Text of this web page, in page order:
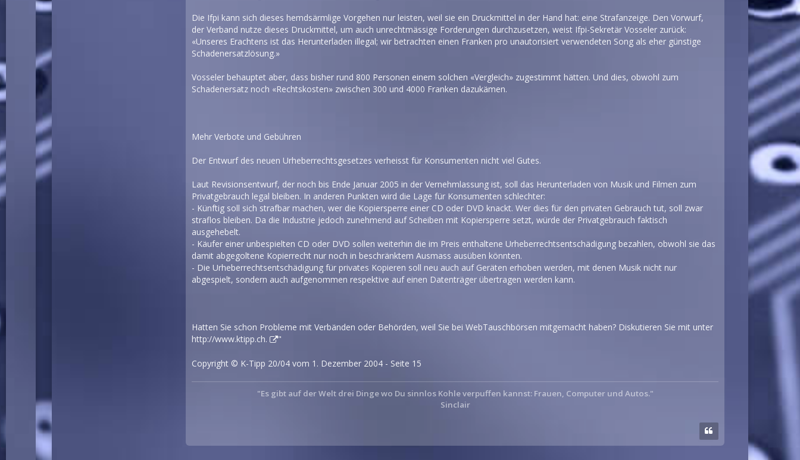
Die Ifpi kann sich dieses hemdsärmlige Vorgehen nur leisten, weil sie ein Druckmittel in der Hand hat: eine Strafanzeige. Den Vorwurf,
der Verband nutze dieses Druckmittel, um auch unrechtmässige Forderungen durchzusetzen, weist Ifpi-Sekretär Vosseler zurück:
«Unseres Erachtens ist das Herunterladen illegal; wir betrachten einen Franken pro unautorisiert verwendeten Song als eher günstige
Schadenersatzlösung.»
Vosseler behauptet aber, dass bisher rund 800 Personen einem solchen «Vergleich» zugestimmt hätten. Und dies, obwohl zum
Schadenersatz noch «Rechtskosten» zwischen 300 und 4000 Franken dazukämen.
Mehr Verbote und Gebühren
Der Entwurf des neuen Urheberrechtsgesetzes verheisst für Konsumenten nicht viel Gutes.
Laut Revisionsentwurf, der noch bis Ende Januar 2005 in der Vernehmlassung ist, soll das Herunterladen von Musik und Filmen zum
Privatgebrauch legal bleiben. In anderen Punkten wird die Lage für Konsumenten schlechter:
- Künftig soll sich strafbar machen, wer die Kopiersperre einer CD oder DVD knackt. Wer dies für den privaten Gebrauch tut, soll zwar
straflos bleiben. Da die Industrie jedoch zunehmend auf Scheiben mit Kopiersperre setzt, würde der Privatgebrauch faktisch
ausgehebelt.
- Käufer einer unbespielten CD oder DVD sollen weiterhin die im Preis enthaltene Urheberrechtsentschädigung bezahlen, obwohl sie das
damit abgegoltene Kopierrecht nur noch in beschränktem Ausmass ausüben könnten.
- Die Urheberrechtsentschädigung für privates Kopieren soll neu auch auf Geräten erhoben werden, mit denen Musik nicht nur
abgespielt, sondern auch aufgenommen respektive auf einen Datenträger übertragen werden kann.
Hatten Sie schon Probleme mit Verbänden oder Behörden, weil Sie bei WebTauschbörsen mitgemacht haben? Diskutieren Sie mit unter
http://www.ktipp.ch.
"
Copyright © K-Tipp 20/04 vom 1. Dezember 2004 - Seite 15
"Es gibt auf der Welt drei Dinge wo Du sinnlos Kohle verpuffen kannst: Frauen, Computer und Autos."
Sinclair